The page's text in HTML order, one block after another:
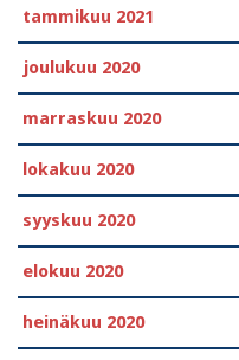
tammikuu 2021
joulukuu 2020
marraskuu 2020
lokakuu 2020
syyskuu 2020
elokuu 2020
heinäkuu 2020